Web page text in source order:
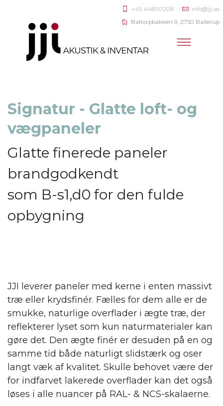
+45 4483 0208
info@jji.as
Baltorpbakken 9, 2750 Ballerup
Signatur - Glatte loft- og
vægpaneler
Glatte finerede paneler
brandgodkendt
som B-s1,d0 for den fulde
opbygning
JJI leverer paneler med kerne i enten massivt
træ eller krydsfinér. Fælles for dem alle er de
smukke, naturlige overflader i ægte træ, der
reflekterer lyset som kun naturmaterialer kan
gøre det. Den ægte finér er desuden på en og
samme tid både naturligt slidstærk og oser
langt væk af kvalitet. Skulle behovet være der
for indfarvet lakerede overflader kan det også
løses i alle nuancer på RAL- & NCS-skalaerne.